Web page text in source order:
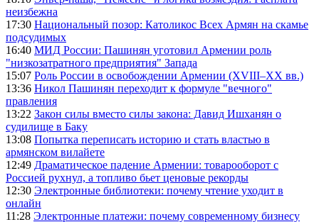
неизбежна
17:30 Национальный позор: Католикос Всех Армян на скамье
подсудимых
16:40 МИД России: Пашинян уготовил Армении роль
"низкозатратного предприятия" Запада
15:07 Роль России в освобождении Армении (XVIII–XX вв.)
13:36 Никол Пашинян переходит к формуле "вечного"
правления
13:22 Закон силы вместо силы закона: Давид Ишханян о
судилище в Баку
13:08 Попытка переписать историю и стать властью в
армянском вилайете
12:49 Драматическое падение Армении: товарооборот с
Россией рухнул, а топливо бьет ценовые рекорды
12:30 Электронные библиотеки: почему чтение уходит в
онлайн
11:28 Электронные платежи: почему современному бизнесу